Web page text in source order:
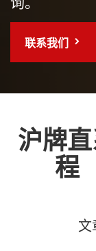
联系我们
沪牌
程
文